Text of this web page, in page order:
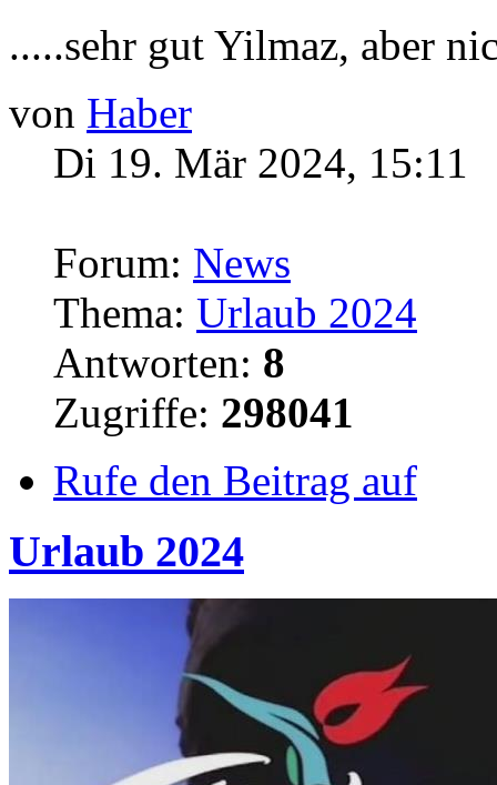
.....sehr gut Yilmaz, aber
von Haber
Di 19. Mär 2024, 15:11
Forum: News
Thema: Urlaub 2024
Antworten: 8
Zugriffe: 298041
Rufe den Beitrag auf
Urlaub 2024